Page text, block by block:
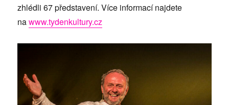
zhlédli 67 představení. Více informací najdete
nawww.tydenkultury.cz